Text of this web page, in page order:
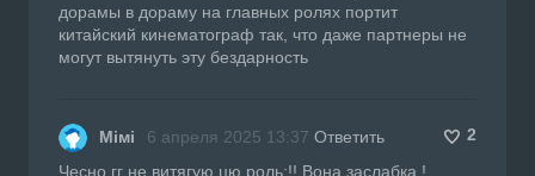
дорамы в дораму на главных ролях портит
китайский кинематограф так, что даже партнеры не
могут вытянуть эту бездарность
Мімі 6 апреля 2025 13:37 Ответить
2
Чесно гг не витягую цю роль;!! Вона заслабка !